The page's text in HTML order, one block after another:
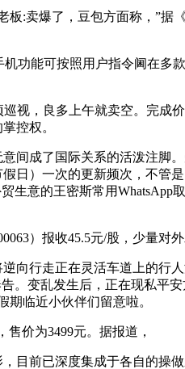
:卖爆了，豆包方面称，”据
功能可按照用户指令阃在多
，良多上午就卖空。完成
控权。
成了国际关系的活泼注脚。
日）一次的更新频次，不管
生意的王密斯常用WhatsApp
）报收45.5元/股，少量对外
行走正在灵活车道上的行
。变乱发生后，正在现私平
临近小伙伴们留意啦。
价为3499元。据报道，
前已深度集成于各自的操做